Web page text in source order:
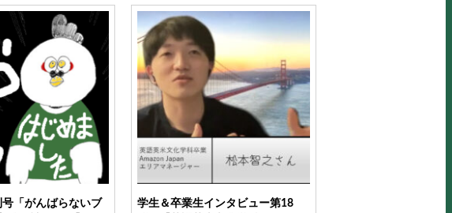
「がんばらないブ
学生＆卒業生インタビュー第18